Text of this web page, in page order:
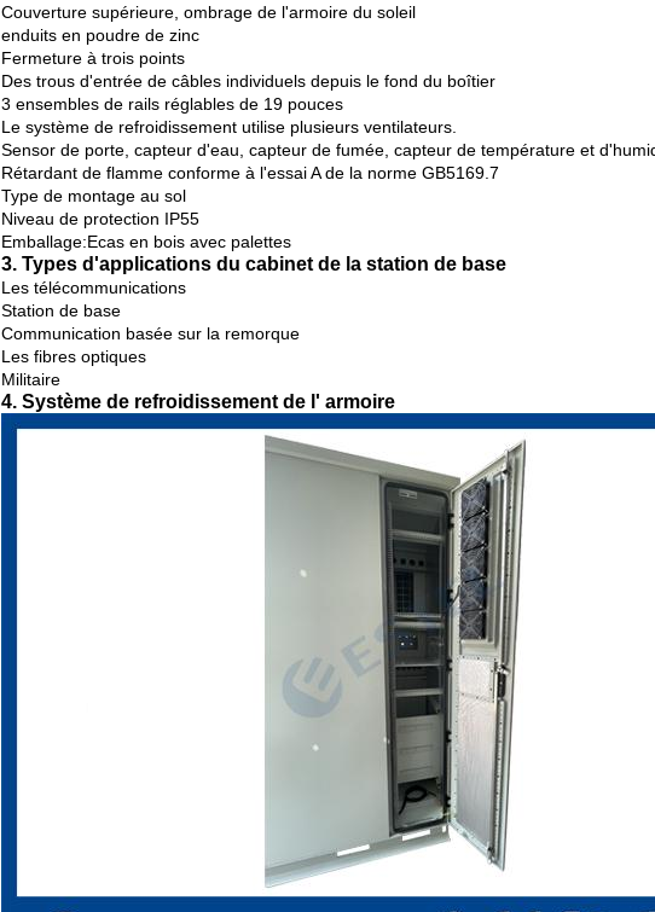
Couverture supérieure, ombrage de l'armoire du soleil
enduits en poudre de zinc
Fermeture à trois points
Des trous d'entrée de câbles individuels depuis le fond du boîtier
3 ensembles de rails réglables de 19 pouces
Le système de refroidissement utilise plusieurs ventilateurs.
Sensor de porte, capteur d'eau, capteur de fumée, capteur de température et
Rétardant de flamme conforme à l'essai A de la norme GB5169.7
Type de montage au sol
Niveau de protection IP55
Emballage:Ecas en bois avec palettes
3. Types d'applications du cabinet de la station de base
Les télécommunications
Station de base
Communication basée sur la remorque
Les fibres optiques
Militaire
4. Système de refroidissement de l' armoire